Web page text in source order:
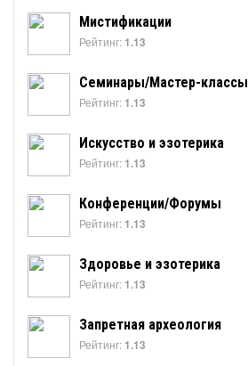
Мистификации
Рейтинг: 1.13
Семинары/Мастер-классы
Рейтинг: 1.13
Искусство и эзотерика
Рейтинг: 1.13
Конференции/Форумы
Рейтинг: 1.13
Здоровье и эзотерика
Рейтинг: 1.13
Запретная археология
Рейтинг: 1.13